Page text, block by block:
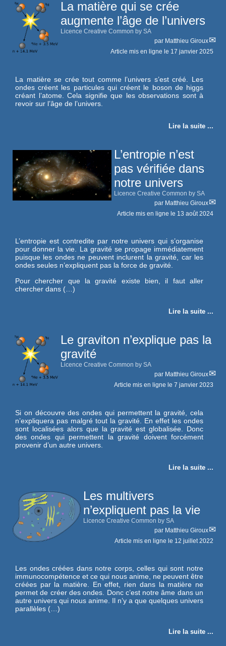
La matière qui se crée
augmente l’âge de l’univers
Licence Creative Common by SA
par Matthieu Giroux
Article mis en ligne le 17 janvier 2025
La matière se crée tout comme l’univers s’est créé. Les
ondes créent les particules qui créent le boson de higgs
créant l’atome. Cela signifie que les observations sont à
revoir sur l’âge de l’univers.
Lire la suite ...
L’entropie n’est
pas vérifiée dans
notre univers
Licence Creative Common by SA
par Matthieu Giroux
Article mis en ligne le 13 août 2024
L’entropie est contredite par notre univers qui s’organise
pour donner la vie. La gravité se propage immédiatement
puisque les ondes ne peuvent inclurent la gravité, car les
ondes seules n’expliquent pas la force de gravité.
Pour chercher que la gravité existe bien, il faut aller
chercher dans (…)
Lire la suite ...
Le graviton n’explique pas la
gravité
Licence Creative Common by SA
par Matthieu Giroux
Article mis en ligne le 7 janvier 2023
Si on découvre des ondes qui permettent la gravité, cela
n’expliquera pas malgré tout la gravité. En effet les ondes
sont localisées alors que la gravité est globalisée. Donc
des ondes qui permettent la gravité doivent forcément
provenir d’un autre univers.
Lire la suite ...
Les multivers
n’expliquent pas la vie
Licence Creative Common by SA
par Matthieu Giroux
Article mis en ligne le 12 juillet 2022
Les ondes créées dans notre corps, celles qui sont notre
immunocompétence et ce qui nous anime, ne peuvent être
créées par la matière. En effet, rien dans la matière ne
permet de créer des ondes. Donc c’est notre âme dans un
autre univers qui nous anime. Il n’y a que quelques univers
parallèles (…)
Lire la suite ...